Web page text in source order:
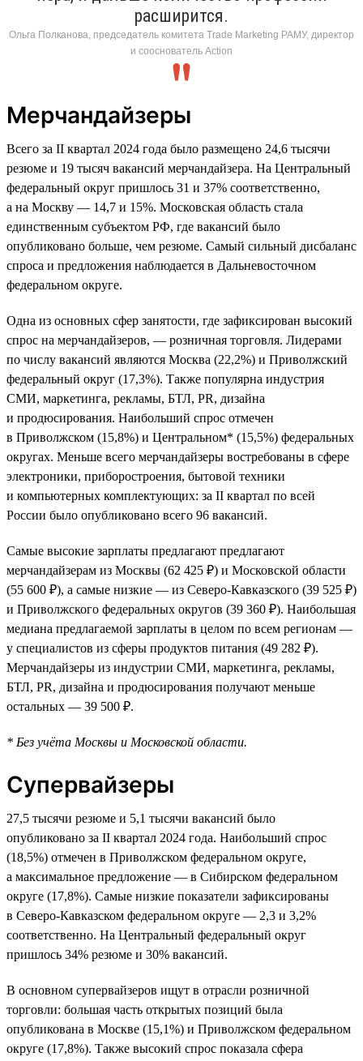
расширится.
Ольга Полканова, председатель комитета Trade Marketing РАМУ, директор
и сооснователь Action
Мерчандайзеры
Всего за II квартал 2024 года было размещено 24,6 тысячи
резюме и 19 тысяч вакансий мерчандайзера. На Центральный
федеральный округ пришлось 31 и 37% соответственно,
а на Москву — 14,7 и 15%. Московская область стала
единственным субъектом РФ, где вакансий было
опубликовано больше, чем резюме. Самый сильный дисбаланс
спроса и предложения наблюдается в Дальневосточном
федеральном округе.
Одна из основных сфер занятости, где зафиксирован высокий
спрос на мерчандайзеров, — розничная торговля. Лидерами
по числу вакансий являются Москва (22,2%) и Приволжский
федеральный округ (17,3%). Также популярна индустрия
СМИ, маркетинга, рекламы, БТЛ, PR, дизайна
и продюсирования. Наибольший спрос отмечен
в Приволжском (15,8%) и Центральном* (15,5%) федеральных
округах. Меньше всего мерчандайзеры востребованы в сфере
электроники, приборостроения, бытовой техники
и компьютерных комплектующих: за II квартал по всей
России было опубликовано всего 96 вакансий.
Самые высокие зарплаты предлагают предлагают
мерчандайзерам из Москвы (62 425 ₽) и Московской области
(55 600 ₽), а самые низкие — из Северо-Кавказского (39 525 ₽)
и Приволжского федеральных округов (39 360 ₽). Наибольшая
медиана предлагаемой зарплаты в целом по всем регионам —
у специалистов из сферы продуктов питания (49 282 ₽).
Мерчандайзеры из индустрии СМИ, маркетинга, рекламы,
БТЛ, PR, дизайна и продюсирования получают меньше
остальных — 39 500 ₽.
* Без учёта Москвы и Московской области.
Супервайзеры
27,5 тысячи резюме и 5,1 тысячи вакансий было
опубликовано за II квартал 2024 года. Наибольший спрос
(18,5%) отмечен в Приволжском федеральном округе,
а максимальное предложение — в Сибирском федеральном
округе (17,8%). Самые низкие показатели зафиксированы
в Северо-Кавказском федеральном округе — 2,3 и 3,2%
соответственно. На Центральный федеральный округ
пришлось 34% резюме и 30% вакансий.
В основном супервайзеров ищут в отрасли розничной
торговли: большая часть открытых позиций была
опубликована в Москве (15,1%) и Приволжском федеральном
округе (17,8%). Также высокий спрос показала сфера